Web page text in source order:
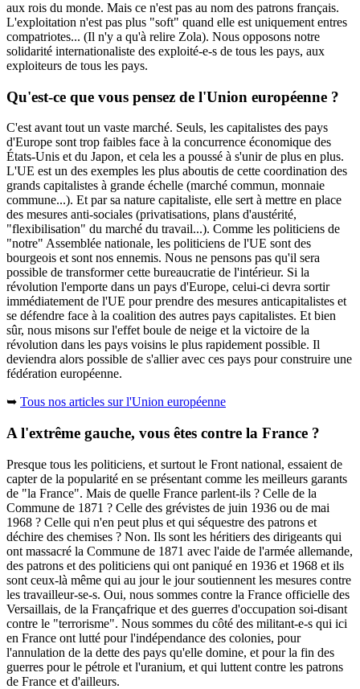
aux rois du monde. Mais ce n'est pas au nom des patrons français.
L'exploitation n'est pas plus "soft" quand elle est uniquement entres
compatriotes... (Il n'y a qu'à relire Zola). Nous opposons notre
solidarité internationaliste des exploité-e-s de tous les pays, aux
exploiteurs de tous les pays.
Qu'est-ce que vous pensez de l'Union européenne ?
C'est avant tout un vaste marché. Seuls, les capitalistes des pays
d'Europe sont trop faibles face à la concurrence économique des
États-Unis et du Japon, et cela les a poussé à s'unir de plus en plus.
L'UE est un des exemples les plus aboutis de cette coordination des
grands capitalistes à grande échelle (marché commun, monnaie
commune...). Et par sa nature capitaliste, elle sert à mettre en place
des mesures anti-sociales (privatisations, plans d'austérité,
"flexibilisation" du marché du travail...). Comme les politiciens de
"notre" Assemblée nationale, les politiciens de l'UE sont des
bourgeois et sont nos ennemis. Nous ne pensons pas qu'il sera
possible de transformer cette bureaucratie de l'intérieur. Si la
révolution l'emporte dans un pays d'Europe, celui-ci devra sortir
immédiatement de l'UE pour prendre des mesures anticapitalistes et
se défendre face à la coalition des autres pays capitalistes. Et bien
sûr, nous misons sur l'effet boule de neige et la victoire de la
révolution dans les pays voisins le plus rapidement possible. Il
deviendra alors possible de s'allier avec ces pays pour construire une
fédération européenne.
➥ Tous nos articles sur l'Union européenne
A l'extrême gauche, vous êtes contre la France ?
Presque tous les politiciens, et surtout le Front national, essaient de
capter de la popularité en se présentant comme les meilleurs garants
de "la France". Mais de quelle France parlent-ils ? Celle de la
Commune de 1871 ? Celle des grévistes de juin 1936 ou de mai
1968 ? Celle qui n'en peut plus et qui séquestre des patrons et
déchire des chemises ? Non. Ils sont les héritiers des dirigeants qui
ont massacré la Commune de 1871 avec l'aide de l'armée allemande,
des patrons et des politiciens qui ont paniqué en 1936 et 1968 et ils
sont ceux-là même qui au jour le jour soutiennent les mesures contre
les travailleur-se-s. Oui, nous sommes contre la France officielle des
Versaillais, de la Françafrique et des guerres d'occupation soi-disant
contre le "terrorisme". Nous sommes du côté des militant-e-s qui ici
en France ont lutté pour l'indépendance des colonies, pour
l'annulation de la dette des pays qu'elle domine, et pour la fin des
guerres pour le pétrole et l'uranium, et qui luttent contre les patrons
de France et d'ailleurs.